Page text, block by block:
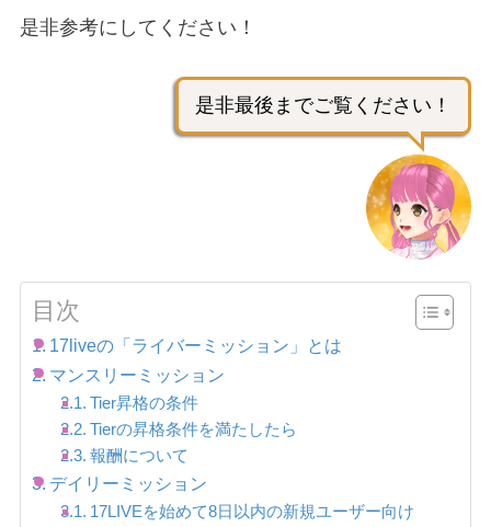
是非参考にしてください！
是非最後までご覧ください！
目次
17liveの「ライバーミッション」とは
マンスリーミッション
Tier昇格の条件
Tierの昇格条件を満たしたら
報酬について
デイリーミッション
17LIVEを始めて8日以内の新規ユーザー向け